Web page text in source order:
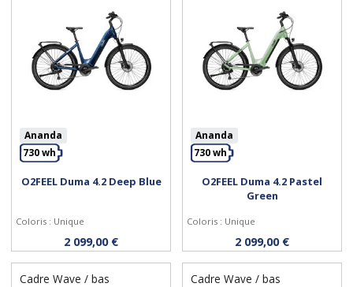
Ananda
730 wh
O2FEEL Duma 4.2 Deep Blue
Coloris : Unique
2 099,00 €
Personnaliser
Ananda
730 wh
O2FEEL Duma 4.2 Pastel
Green
Coloris : Unique
2 099,00 €
Cadre Wave / bas Cadre Wave / bas